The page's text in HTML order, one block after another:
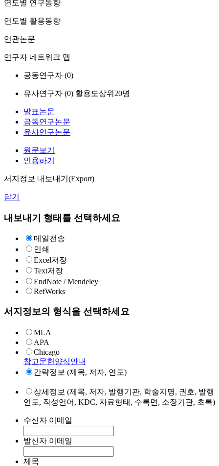
연도별 연구동향
연도별 활용동향
연관논문
연구자 네트워크 맵
공동연구자 (0)
유사연구자 (0) 활용도상위20명
발표논문
공동연구논문
유사연구논문
원문보기
인용하기
서지정보 내보내기(Export)
닫기
내보내기 형태를 선택하세요
메일전송
인쇄
Excel저장
Text저장
EndNote / Mendeley
RefWorks
서지정보의 형식을 선택하세요
MLA
APA
Chicago
참고문헌양식안내
간략정보 (제목, 저자, 연도)
상세정보 (제목, 저자, 발행기관, 학술지명, 권호, 발행
연도, 작성언어, KDC, 자료형태, 수록면, 소장기관, 초록)
수신자 이메일
발신자 이메일
제목